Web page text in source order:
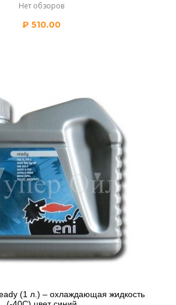
Нет обзоров
₽ 510.00
(1 л.) – охлаждающая жидкость